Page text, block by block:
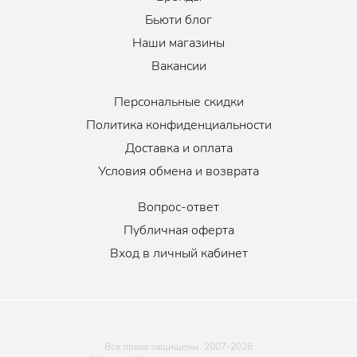
Кушон представлен в 2-х оттенках: Тон 21 (Светлый бежевый) и
Тон 23 (Натуральный бежевый).Бьюти блог
Наши магазины
Вакансии
Персональные скидки
Политика конфиденциальности
Доставка и оплата
Условия обмена и возврата
Вопрос-ответ
Публичная оферта
Вход в личный кабинет
Все права защищены. 2007-2026